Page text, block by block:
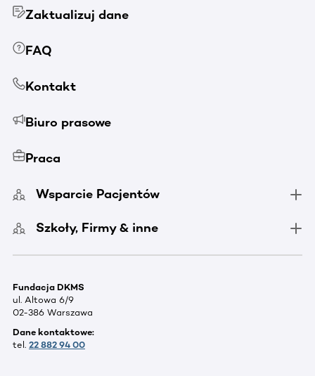
Zaktualizuj dane
FAQ
Kontakt
Biuro prasowe
Praca
Wsparcie Pacjentów
Szkoły, Firmy & inne
Fundacja DKMS
ul. Altowa 6/9
02-386 Warszawa
Dane kontaktowe:
tel. 22 882 94 00